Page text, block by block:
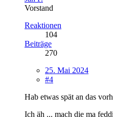
Vorstand
Reaktionen
104
Beiträge
270
25. Mai 2024
#4
Hab etwas spät an das
Ich äh ... mach die ma